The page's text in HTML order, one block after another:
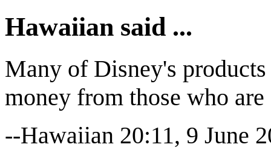
Hawaiian said ...
Many of Disney's
money from those who
--Hawaiian 20:11, 9 June